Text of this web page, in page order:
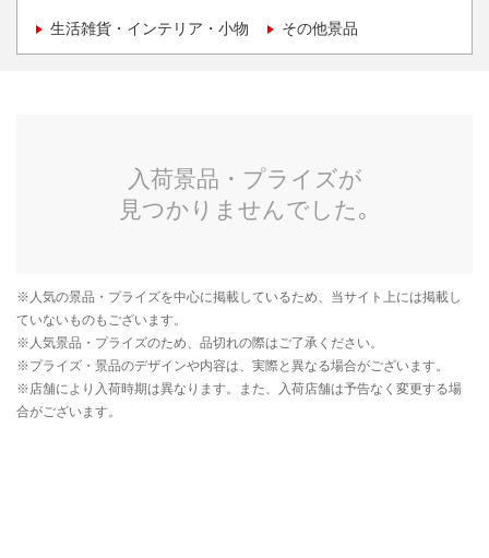
生活雑貨・インテリア・小物 その他景品